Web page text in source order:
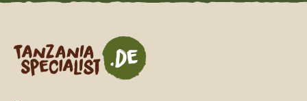
Tanzania Specialist